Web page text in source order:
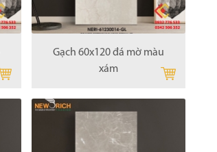
Gạch 60x120 đá mờ màu
xám